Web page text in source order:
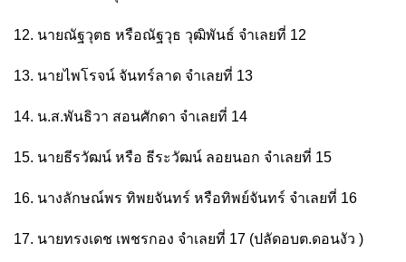
12. นายณัฐวุตธ หรือณัฐวุธ วุฒิพันธ์ จำเลยที่ 12
13. นายไพโรจน์ จันทร์ลาด จำเลยที่ 13
14. น.ส.พันธิวา สอนศักดา จำเลยที่ 14
15. นายธีรวัฒน์ หรือ ธีระวัฒน์ ลอยนอก จำเลยที่ 15
16. นางลักษณ์พร ทิพยจันทร์ หรือทิพย์จันทร์ จำเลยที่ 16
17. นายทรงเดช เพชรกอง จำเลยที่ 17 (ปลัดอบต.ดอนงัว )